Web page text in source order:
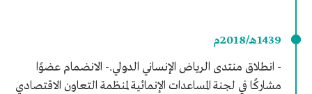
1439هـ/2018م
- انطلاق منتدى الرياض الإنساني الدولي.- الانضمام عضوًا
مشاركًا في لجنة المساعدات الإنمائية لمنظمة التعاون الاقتصادي